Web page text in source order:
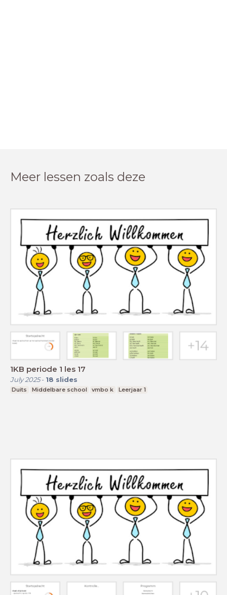
Meer lessen zoals deze
1KB periode 1 les 17
July 2025- 18 slides
Duits Middelbare school vmbo k Leerjaar 1